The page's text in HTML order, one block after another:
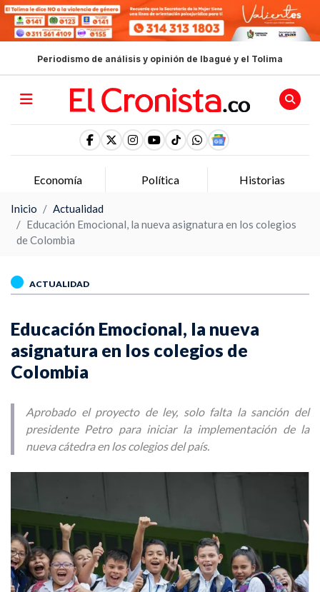
Periodismo de análisis y opinión de Ibagué y el Tolima
Política Historias Opinion
Inicio
Actualidad
Educación Emocional, la nueva asignatura en los colegios
de Colombia
ACTUALIDAD
Educación Emocional, la nueva
asignatura en los colegios de
Colombia
Aprobado el proyecto de ley, solo falta la sanción del
presidente Petro para iniciar la implementación de la
nueva cátedra en los colegios del país.